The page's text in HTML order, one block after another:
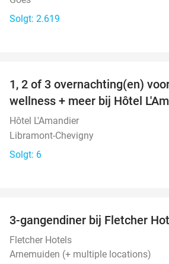
Solgt: 2.619
DAG
1, 2 of 3 overnachting(en)
wellness + meer bij Hôtel
Hôtel L'Amandier
Libramont-Chevigny
Solgt: 6
3-gangendiner bij Fletcher
Fletcher Hotels
Arnemuiden (+ multiple locations)